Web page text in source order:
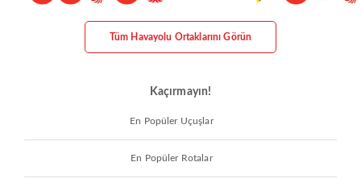
Tüm Havayolu Ortaklarını Görün
Kaçırmayın!
En Popüler Uçuşlar
En Popüler Rotalar